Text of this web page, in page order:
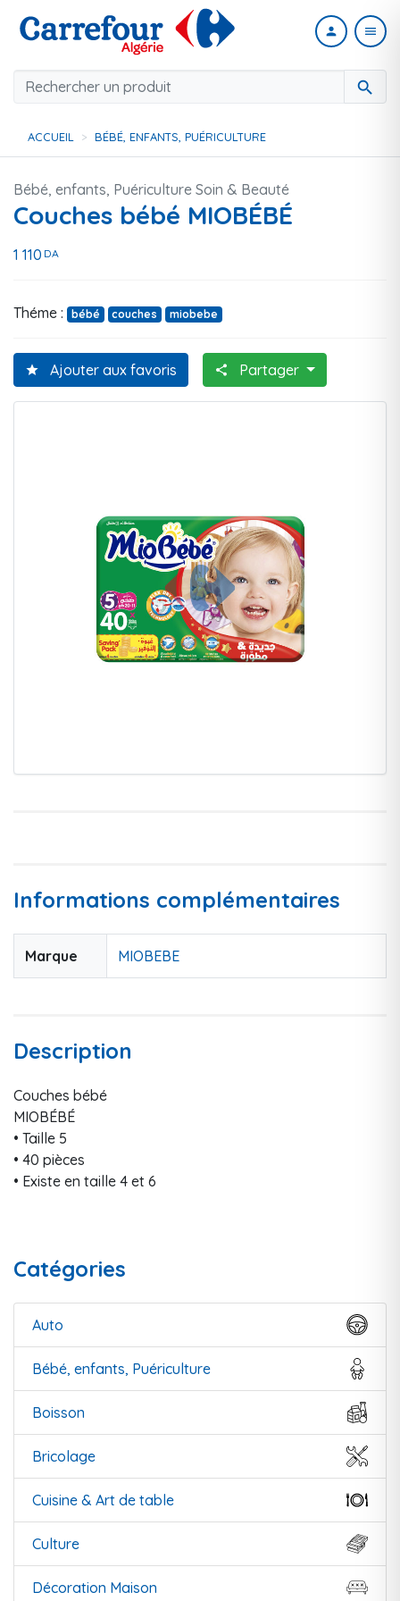
search
person menu
ACCUEIL BÉBÉ, ENFANTS, PUÉRICULTURE
Catégories
Auto
Bébé, enfants, Puériculture
Boisson
Bricolage
Cuisine & Art de table
Culture
Décoration Maison
Bébé, enfants, Puériculture Soin & Beauté
Couches bébé MIOBÉBÉ
1 110 DA
Théme : bébé couches miobebe
star Ajouter aux favoris share Partager
Informations complémentaires
Marque MIOBEBE
Description
Couches bébé
MIOBÉBÉ
• Taille 5
• 40 pièces
• Existe en taille 4 et 6